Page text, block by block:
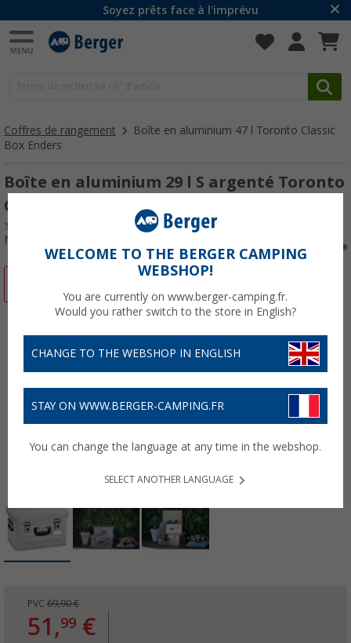
Soyez prêts face à l'imprévu
Coffres de rangement
Boîte en aluminium 47 l Toronto Classic
Box Enders
Boîte en aluminium 29 l S argenté Toronto
Classic Box Enders
N° d'art : 816117
PVC 69,90 €
51,99 €
WELCOME TO THE BERGER CAMPING
WEBSHOP!
You are currently on www.berger-camping.fr.
Would you rather switch to the store in English?
CHANGE TO THE WEBSHOP IN ENGLISH
STAY ON WWW.BERGER-CAMPING.FR
You can change the language at any time in the webshop.
SELECT ANOTHER LANGUAGE